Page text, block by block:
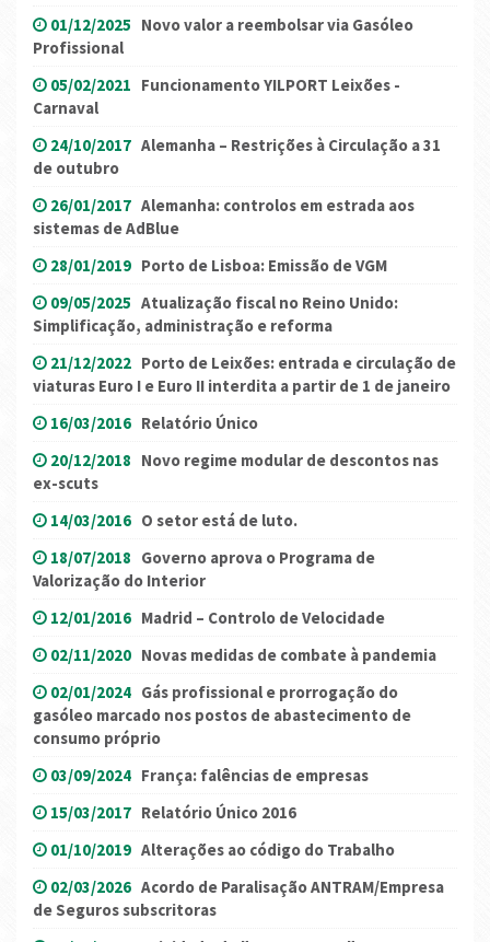
01/12/2025 Novo valor a reembolsar via Gasóleo
Profissional
05/02/2021 Funcionamento YILPORT Leixões -
Carnaval
24/10/2017 Alemanha – Restrições à Circulação a 31
de outubro
26/01/2017 Alemanha: controlos em estrada aos
sistemas de AdBlue
28/01/2019 Porto de Lisboa: Emissão de VGM
09/05/2025 Atualização fiscal no Reino Unido:
Simplificação, administração e reforma
21/12/2022 Porto de Leixões: entrada e circulação de
viaturas Euro I e Euro II interdita a partir de 1 de janeiro
16/03/2016 Relatório Único
20/12/2018 Novo regime modular de descontos nas
ex-scuts
14/03/2016 O setor está de luto.
18/07/2018 Governo aprova o Programa de
Valorização do Interior
12/01/2016 Madrid – Controlo de Velocidade
02/11/2020 Novas medidas de combate à pandemia
02/01/2024 Gás profissional e prorrogação do
gasóleo marcado nos postos de abastecimento de
consumo próprio
03/09/2024 França: falências de empresas
15/03/2017 Relatório Único 2016
01/10/2019 Alterações ao código do Trabalho
02/03/2026 Acordo de Paralisação ANTRAM/Empresa
de Seguros subscritoras